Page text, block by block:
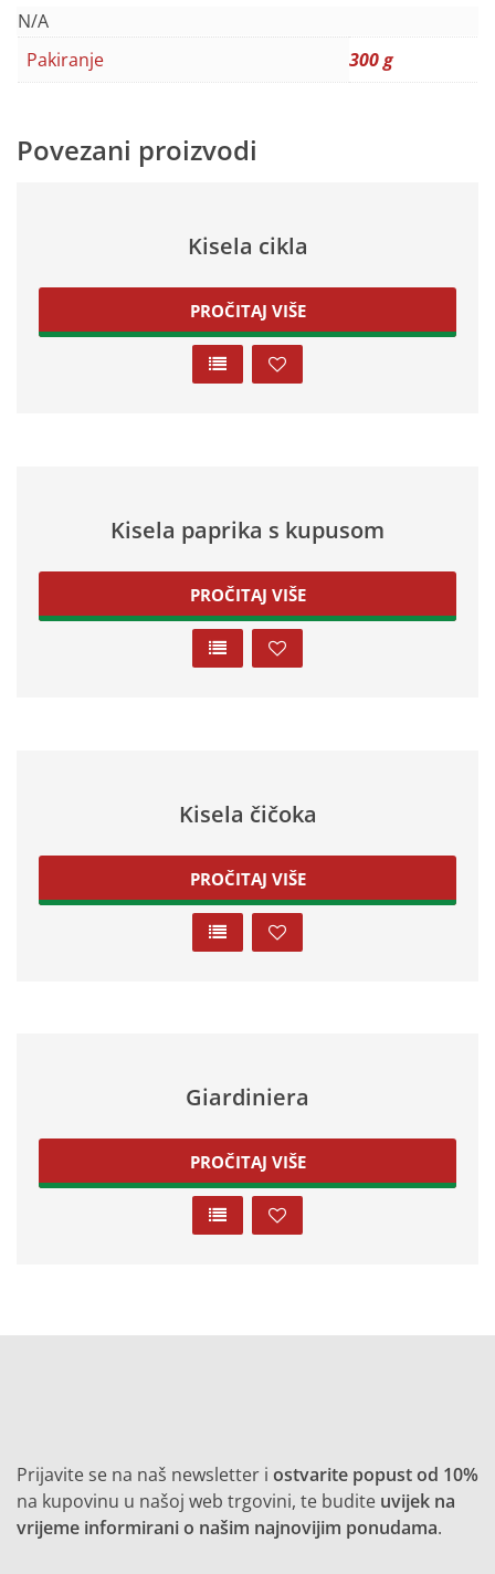
N/A
Pakiranje
300 g
Povezani proizvodi
Kisela cikla
PROČITAJ VIŠE
Kisela paprika s kupusom
PROČITAJ VIŠE
Kisela čičoka
PROČITAJ VIŠE
Giardiniera
PROČITAJ VIŠE
Prijavite se na naš newsletter i ostvarite popust od 10%
na kupovinu u našoj web trgovini, te budite uvijek na
vrijeme informirani o našim najnovijim ponudama.